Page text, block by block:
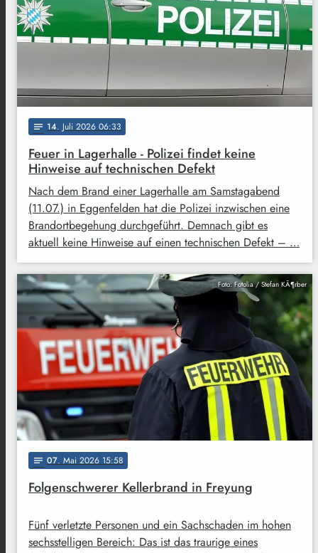
notes 14. Juli 2026 06:33
Feuer in Lagerhalle - Polizei findet keine
Hinweise auf technischen Defekt
Nach dem Brand einer Lagerhalle am Samstagabend
(11.07.) in Eggenfelden hat die Polizei inzwischen eine
Brandortbegehung durchgeführt. Demnach gibt es
aktuell keine Hinweise auf einen technischen Defekt – …
Foto: Fotolia / Stefan KÃ¶rber
notes 07. Mai 2026 15:58
Folgenschwerer Kellerbrand in Freyung
Fünf verletzte Personen und ein Sachschaden im hohen
sechsstelligen Bereich: Das ist das traurige eines